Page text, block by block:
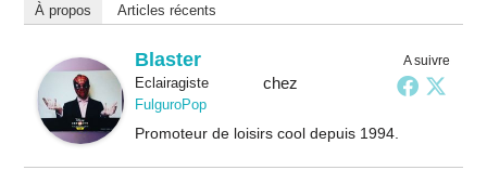
À propos Articles récents
A suivre
Blaster
Eclairagistechez
FulguroPop
Promoteur de loisirs cool depuis 1994.